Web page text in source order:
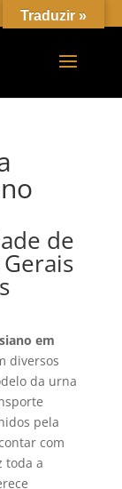
de
em
diversos
da urna
pela
com
toda a
Traduzir »